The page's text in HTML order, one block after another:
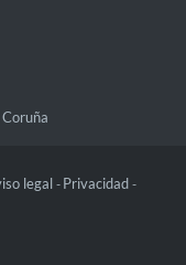
legal- Privacidad -